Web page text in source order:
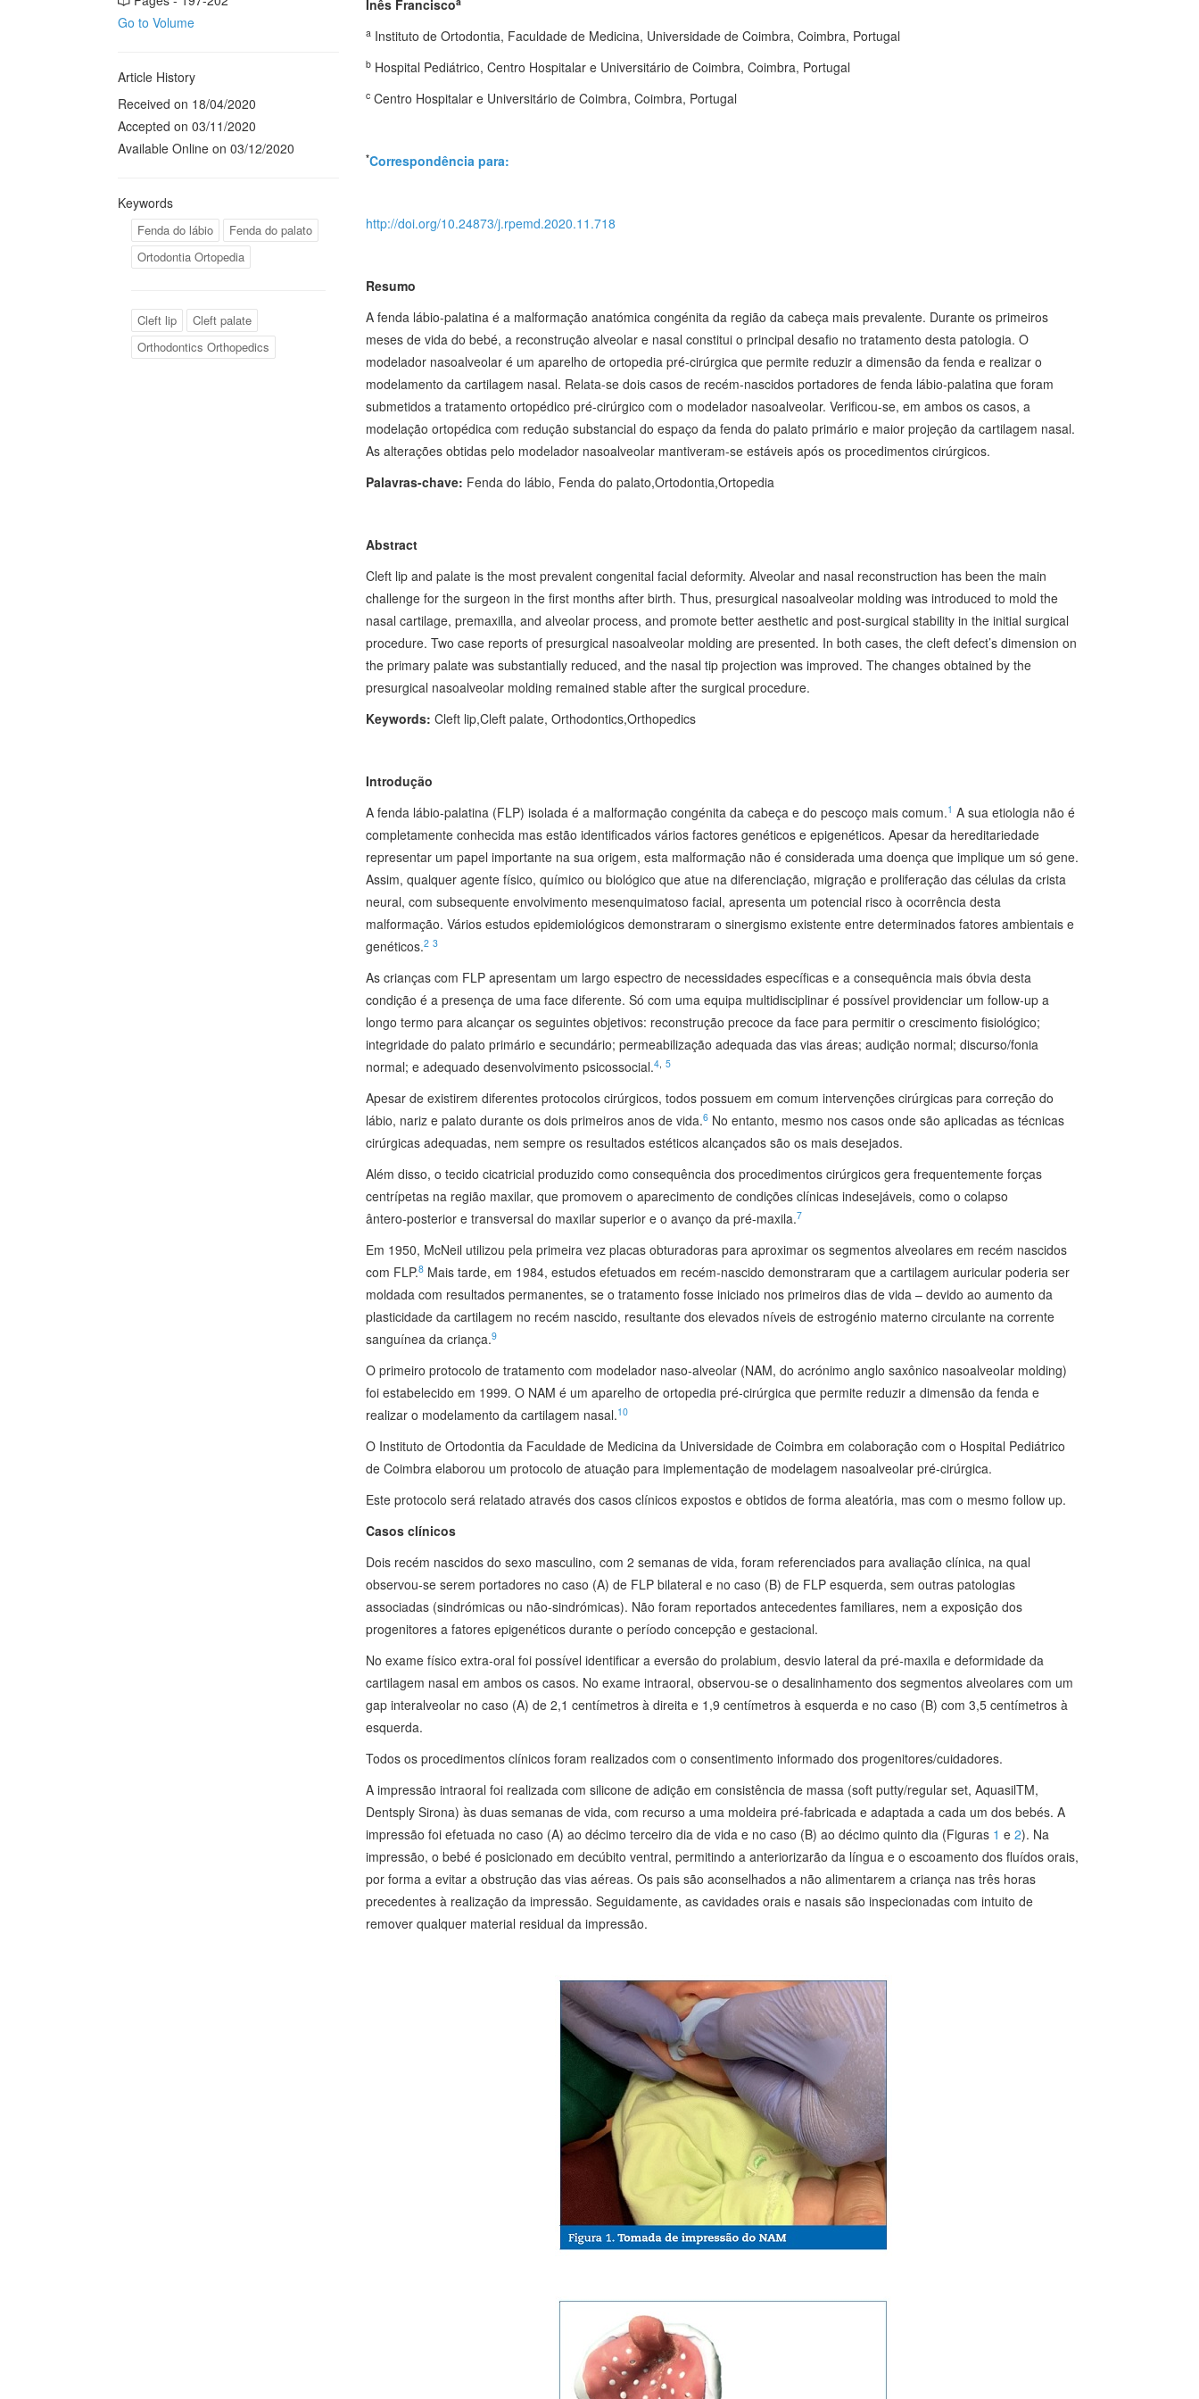
Go to Volume
Article History
Received on 18/04/2020
Accepted on 03/11/2020
Available Online on 03/12/2020
Keywords
Fenda do lábio
Fenda do palato
Ortodontia Ortopedia
Cleft lip
Cleft palate
Orthodontics Orthopedics
Inês Francisco
aInstituto de Ortodontia, Faculdade de Medicina, Universidade de Coimbra, Coimbra, Portugal
bHospital Pediátrico, Centro Hospitalar e Universitário de Coimbra, Coimbra, Portugal
cCentro Hospitalar e Universitário de Coimbra, Coimbra, Portugal
*Correspondência para:
http://doi.org/10.24873/j.rpemd.2020.11.718
Resumo
A fenda lábio-palatina é a malformação anatómica congénita da região da cabeça mais prevalente. Durante os primeiros
meses de vida do bebé, a reconstrução alveolar e nasal constitui o principal desafio no tratamento desta patologia. O
modelador nasoalveolar é um aparelho de ortopedia pré-cirúrgica que permite reduzir a dimensão da fenda e realizar o
modelamento da cartilagem nasal. Relata-se dois casos de recém-nascidos portadores de fenda lábio-palatina que foram
submetidos a tratamento ortopédico pré-cirúrgico com o modelador nasoalveolar. Verificou-se, em ambos os casos, a
modelação ortopédica com redução substancial do espaço da fenda do palato primário e maior projeção da cartilagem nasal.
As alterações obtidas pelo modelador nasoalveolar mantiveram-se estáveis após os procedimentos cirúrgicos.
Palavras-chave: Fenda do lábio, Fenda do palato,Ortodontia,Ortopedia
Abstract
Cleft lip and palate is the most prevalent congenital facial deformity. Alveolar and nasal reconstruction has been the main
challenge for the surgeon in the first months after birth. Thus, presurgical nasoalveolar molding was introduced to mold the
nasal cartilage, premaxilla, and alveolar process, and promote better aesthetic and post-surgical stability in the initial surgical
procedure. Two case reports of presurgical nasoalveolar molding are presented. In both cases, the cleft defect’s dimension on
the primary palate was substantially reduced, and the nasal tip projection was improved. The changes obtained by the
presurgical nasoalveolar molding remained stable after the surgical procedure.
Keywords: Cleft lip,Cleft palate, Orthodontics,Orthopedics
Introdução
A fenda lábio‑palatina (FLP) isolada é a malformação congénita da cabeça e do pescoço mais comum.1 A sua etiologia não é
completamente conhecida mas estão identificados vários factores genéticos e epigenéticos. Apesar da hereditariedade
representar um papel importante na sua origem, esta malformação não é considerada uma doença que implique um só gene.
Assim, qualquer agente físico, químico ou biológico que atue na diferenciação, migração e proliferação das células da crista
neural, com subsequente envolvimento mesenquimatoso facial, apresenta um potencial risco à ocorrência desta
malformação. Vários estudos epidemiológicos demonstraram o sinergismo existente entre determinados fatores ambientais e
genéticos.2 3
As crianças com FLP apresentam um largo espectro de necessidades específicas e a consequência mais óbvia desta
condição é a presença de uma face diferente. Só com uma equipa multidisciplinar é possível providenciar um follow‑up a
longo termo para alcançar os seguintes objetivos: reconstrução precoce da face para permitir o crescimento fisiológico;
integridade do palato primário e secundário; permeabilização adequada das vias áreas; audição normal; discurso/fonia
normal; e adequado desenvolvimento psicossocial.4, 5
Apesar de existirem diferentes protocolos cirúrgicos, todos possuem em comum intervenções cirúrgicas para correção do
lábio, nariz e palato durante os dois primeiros anos de vida.6No entanto, mesmo nos casos onde são aplicadas as técnicas
cirúrgicas adequadas, nem sempre os resultados estéticos alcançados são os mais desejados.
Além disso, o tecido cicatricial produzido como consequência dos procedimentos cirúrgicos gera frequentemente forças
centrípetas na região maxilar, que promovem o aparecimento de condições clínicas indesejáveis, como o colapso
ântero‑posterior e transversal do maxilar superior e o avanço da pré‑maxila.7
Em 1950, McNeil utilizou pela primeira vez placas obturadoras para aproximar os segmentos alveolares em recém nascidos
com FLP.8Mais tarde, em 1984, estudos efetuados em recém‑nascido demonstraram que a cartilagem auricular poderia ser
moldada com resultados permanentes, se o tratamento fosse iniciado nos primeiros dias de vida – devido ao aumento da
plasticidade da cartilagem no recém nascido, resultante dos elevados níveis de estrogénio materno circulante na corrente
sanguínea da criança.9
O primeiro protocolo de tratamento com modelador naso‑alveolar (NAM, do acrónimo anglo saxônico nasoalveolar molding)
foi estabelecido em 1999. O NAM é um aparelho de ortopedia pré‑cirúrgica que permite reduzir a dimensão da fenda e
realizar o modelamento da cartilagem nasal.10
O Instituto de Ortodontia da Faculdade de Medicina da Universidade de Coimbra em colaboração com o Hospital Pediátrico
de Coimbra elaborou um protocolo de atuação para implementação de modelagem nasoalveolar pré‑cirúrgica.
Este protocolo será relatado através dos casos clínicos expostos e obtidos de forma aleatória, mas com o mesmo follow up.
Casos clínicos
Dois recém nascidos do sexo masculino, com 2 semanas de vida, foram referenciados para avaliação clínica, na qual
observou‑se serem portadores no caso (A) de FLP bilateral e no caso (B) de FLP esquerda, sem outras patologias
associadas (sindrómicas ou não‑sindrómicas). Não foram reportados antecedentes familiares, nem a exposição dos
progenitores a fatores epigenéticos durante o período concepção e gestacional.
No exame físico extra‑oral foi possível identificar a eversão do prolabium, desvio lateral da pré‑maxila e deformidade da
cartilagem nasal em ambos os casos. No exame intraoral, observou‑se o desalinhamento dos segmentos alveolares com um
gap interalveolar no caso (A) de 2,1 centímetros à direita e 1,9 centímetros à esquerda e no caso (B) com 3,5 centímetros à
esquerda.
Todos os procedimentos clínicos foram realizados com o consentimento informado dos progenitores/cuidadores.
A impressão intraoral foi realizada com silicone de adição em consistência de massa (soft putty/regular set, AquasilTM,
Dentsply Sirona) às duas semanas de vida, com recurso a uma moldeira pré‑fabricada e adaptada a cada um dos bebés. A
impressão foi efetuada no caso (A) ao décimo terceiro dia de vida e no caso (B) ao décimo quinto dia (Figuras 1 e 2). Na
impressão, o bebé é posicionado em decúbito ventral, permitindo a anteriorizarão da língua e o escoamento dos fluídos orais,
por forma a evitar a obstrução das vias aéreas. Os pais são aconselhados a não alimentarem a criança nas três horas
precedentes à realização da impressão. Seguidamente, as cavidades orais e nasais são inspecionadas com intuito de
remover qualquer material residual da impressão.